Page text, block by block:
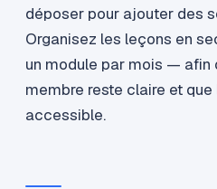
déposer pour ajouter des
Organisez les leçons en
un module par mois — afin
membre reste claire et
accessible.